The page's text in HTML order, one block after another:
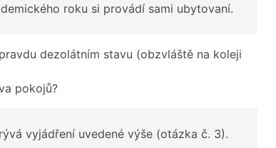
roku si provádí sami ubytovaní.
dezolátním stavu (obzvláště na koleji
pokojů?
vyjádření uvedené výše (otázka č. 3).